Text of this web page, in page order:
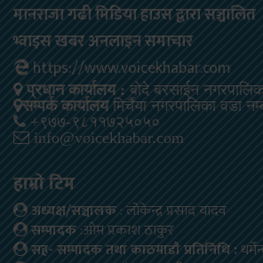
मानराजा गढी मिडिया हाउस द्वारा सञ्चालित
भ्वाइस खबर अनलाइन समाचार
https://www.voicekhabar.com
प्रधान कार्यालय : बोदे बरसाईन
सम्पर्क कार्यालयमिर्चैया नगरपालिका वडा
+९७७-९८११७२५०५०
info@voicekhabar.com
हाम्रो टिम
अध्यक्ष/सञ्चालक: लोकेन्द्र प्रसाद यादव
सम्पादक:ओम प्रकाश ठाकुर
सह- सम्पादक तथा काठमाडौ प्रतिनिधि :